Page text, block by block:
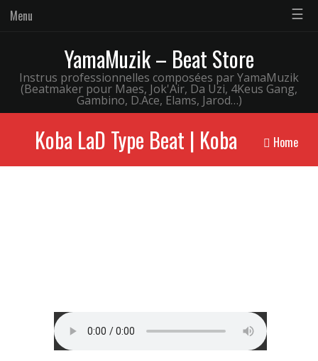
Menu ☰
YamaMuzik – Beat Store
Instrus professionnelles composées par YamaMuzik
(Beatmaker pour Maes, Jok'Air, Da Uzi, 4Keus Gang,
Gambino, D.Ace, Elams, Jarod…)
Koba LaD Type Beat | Koba Home